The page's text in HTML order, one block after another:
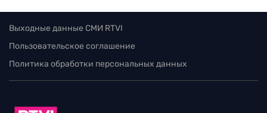
Выходные данные СМИ RTVI
Пользовательское соглашение
Политика обработки персональных данных